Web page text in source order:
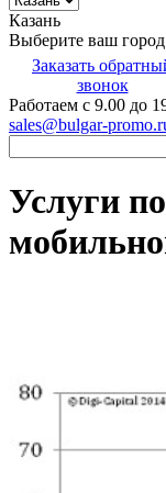
Казань
Выберите ваш город
Заказать
звонок
Работаем с 9.00 до
sales@bulgar-
Услуги